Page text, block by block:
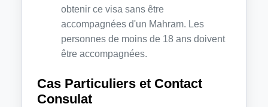
obtenir ce visa sans être
accompagnées d'un Mahram. Les
personnes de moins de 18 ans doivent
être accompagnées.
Cas Particuliers et Contact
Consulat